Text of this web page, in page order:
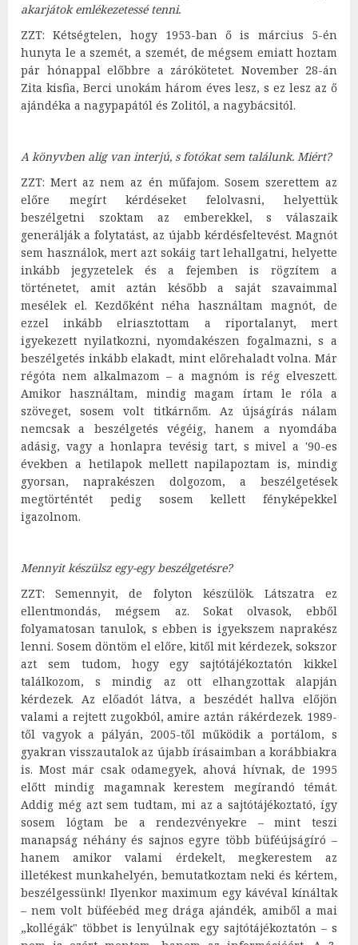
akarjátok emlékezetessé tenni.
ZZT: Kétségtelen, hogy 1953-ban ő is március 5-én
hunyta le a szemét, a szemét, de mégsem emiatt hoztam
pár hónappal előbbre a zárókötetet. November 28-án
Zita kisfia, Berci unokám három éves lesz, s ez lesz az ő
ajándéka a nagypapától és Zolitól, a nagybácsitól.
A könyvben alig van interjú, s fotókat sem találunk. Miért?
ZZT: Mert az nem az én műfajom. Sosem szerettem az
előre megírt kérdéseket felolvasni, helyettük
beszélgetni szoktam az emberekkel, s válaszaik
generálják a folytatást, az újabb kérdésfeltevést. Magnót
sem használok, mert azt sokáig tart lehallgatni, helyette
inkább jegyzetelek és a fejemben is rögzítem a
történetet, amit aztán később a saját szavaimmal
mesélek el. Kezdőként néha használtam magnót, de
ezzel inkább elriasztottam a riportalanyt, mert
igyekezett nyilatkozni, nyomdakészen fogalmazni, s a
beszélgetés inkább elakadt, mint előrehaladt volna. Már
régóta nem alkalmazom – a magnóm is rég elveszett.
Amikor használtam, mindig magam írtam le róla a
szöveget, sosem volt titkárnőm. Az újságírás nálam
nemcsak a beszélgetés végéig, hanem a nyomdába
adásig, vagy a honlapra tevésig tart, s mivel a '90-es
években a hetilapok mellett napilapoztam is, mindig
gyorsan, naprakészen dolgozom, a beszélgetések
megtörténtét pedig sosem kellett fényképekkel
igazolnom.
Mennyit készülsz egy-egy beszélgetésre?
ZZT: Semennyit, de folyton készülök. Látszatra ez
ellentmondás, mégsem az. Sokat olvasok, ebből
folyamatosan tanulok, s ebben is igyekszem naprakész
lenni. Sosem döntöm el előre, kitől mit kérdezek, sokszor
azt sem tudom, hogy egy sajtótájékoztatón kikkel
találkozom, s mindig az ott elhangzottak alapján
kérdezek. Az előadót látva, a beszédét hallva előjön
valami a rejtett zugokból, amire aztán rákérdezek. 1989-
től vagyok a pályán, 2005-től működik a portálom, s
gyakran visszautalok az újabb írásaimban a korábbiakra
is. Most már csak odamegyek, ahová hívnak, de 1995
előtt mindig magamnak kerestem megírandó témát.
Addig még azt sem tudtam, mi az a sajtótájékoztató, így
sosem lógtam be a rendezvényekre – mint teszi
manapság néhány és sajnos egyre több büféújságíró –
hanem amikor valami érdekelt, megkerestem az
illetékest munkahelyén, bemutatkoztam neki és kértem,
beszélgessünk! Ilyenkor maximum egy kávéval kínáltak
– nem volt büféebéd meg drága ajándék, amiből a mai
„kollégák" többet is lenyúlnak egy sajtótájékoztatón – s